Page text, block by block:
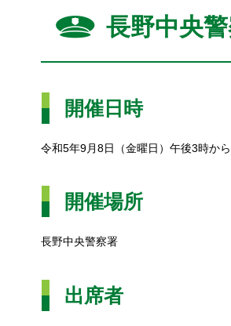
長野中央
開催日時
令和5年9月8日（金曜日）午後3時か
開催場所
長野中央警察署
出席者